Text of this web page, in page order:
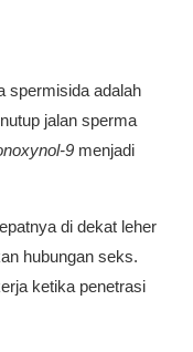
spermisida adalah
jalan sperma
9 menjadi
di dekat leher
hubungan seks.
ketika penetrasi